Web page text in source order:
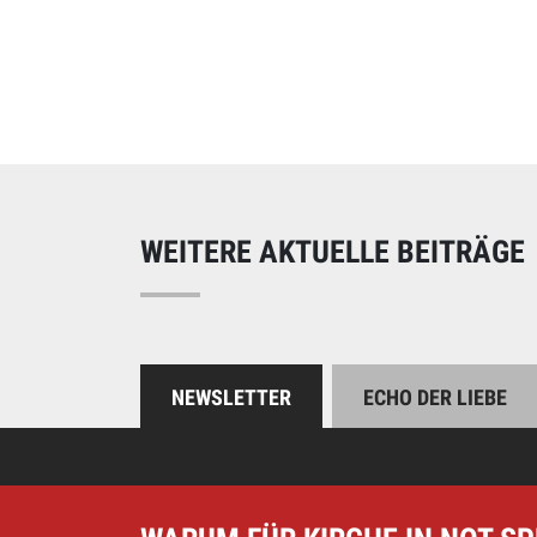
WEITERE AKTUELLE BEITRÄGE
NEWSLETTER ECHO DER LIEBE